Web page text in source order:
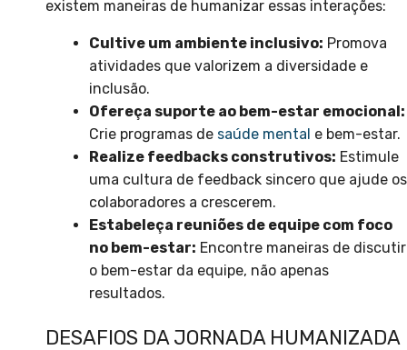
existem maneiras de humanizar essas interações:
Cultive um ambiente inclusivo: Promova
atividades que valorizem a diversidade e
inclusão.
Ofereça suporte ao bem-estar emocional:
Crie programas de saúde mental e bem-estar.
Realize feedbacks construtivos: Estimule
uma cultura de feedback sincero que ajude os
colaboradores a crescerem.
Estabeleça reuniões de equipe com foco
no bem-estar: Encontre maneiras de discutir
o bem-estar da equipe, não apenas
resultados.
DESAFIOS DA JORNADA HUMANIZADA